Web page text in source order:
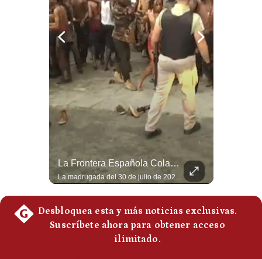
La Frontera Española Colapsa ¿Qué Está Pasando En Ceuta? | Gestión Mundo